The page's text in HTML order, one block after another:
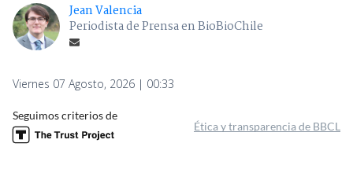
Jean Valencia
Periodista de Prensa en BioBioChile
Viernes 07 Agosto, 2026 | 00:33
Seguimos criterios de
Ética y transparencia de BBCL